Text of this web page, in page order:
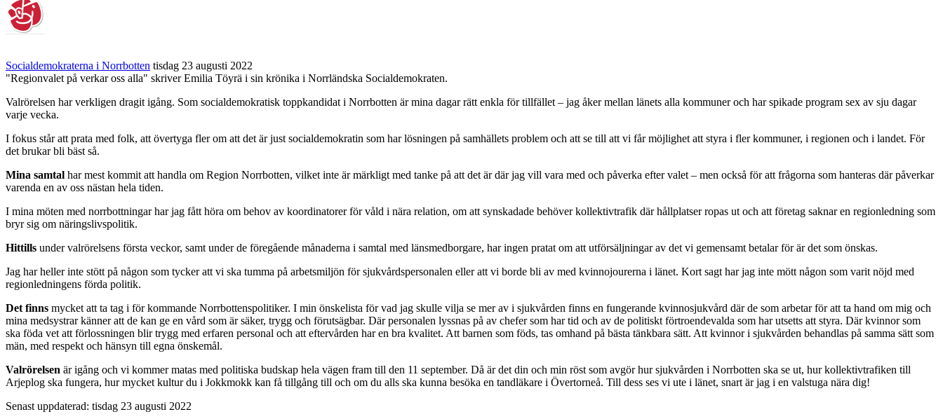
Socialdemokraterna i Norrbotten tisdag 23 augusti 2022
"Regionvalet på verkar oss alla" skriver Emilia Töyrä i sin krönika i Norrländska Socialdemokraten.
Valrörelsen har verkligen dragit igång. Som socialdemokratisk toppkandidat i Norrbotten är mina dagar rätt enkla för tillfället – jag åker mellan länets alla kommuner och har spikade program sex av sju dagar
varje vecka.
I fokus står att prata med folk, att övertyga fler om att det är just socialdemokratin som har lösningen på samhällets problem och att se till att vi får möjlighet att styra i fler kommuner, i regionen och i landet. För
det brukar bli bäst så.
Mina samtal har mest kommit att handla om Region Norrbotten, vilket inte är märkligt med tanke på att det är där jag vill vara med och påverka efter valet – men också för att frågorna som hanteras där påverkar
varenda en av oss nästan hela tiden.
I mina möten med norrbottningar har jag fått höra om behov av koordinatorer för våld i nära relation, om att synskadade behöver kollektivtrafik där hållplatser ropas ut och att företag saknar en regionledning som
bryr sig om näringslivspolitik.
Hittills under valrörelsens första veckor, samt under de föregående månaderna i samtal med länsmedborgare, har ingen pratat om att utförsäljningar av det vi gemensamt betalar för är det som önskas.
Jag har heller inte stött på någon som tycker att vi ska tumma på arbetsmiljön för sjukvårdspersonalen eller att vi borde bli av med kvinnojourerna i länet. Kort sagt har jag inte mött någon som varit nöjd med
regionledningens förda politik.
Det finns mycket att ta tag i för kommande Norrbottenspolitiker. I min önskelista för vad jag skulle vilja se mer av i sjukvården finns en fungerande kvinnosjukvård där de som arbetar för att ta hand om mig och
mina medsystrar känner att de kan ge en vård som är säker, trygg och förutsägbar. Där personalen lyssnas på av chefer som har tid och av de politiskt förtroendevalda som har utsetts att styra. Där kvinnor som
ska föda vet att förlossningen blir trygg med erfaren personal och att eftervården har en bra kvalitet. Att barnen som föds, tas omhand på bästa tänkbara sätt. Att kvinnor i sjukvården behandlas på samma sätt som
män, med respekt och hänsyn till egna önskemål.
Valrörelsen är igång och vi kommer matas med politiska budskap hela vägen fram till den 11 september. Då är det din och min röst som avgör hur sjukvården i Norrbotten ska se ut, hur kollektivtrafiken till
Arjeplog ska fungera, hur mycket kultur du i Jokkmokk kan få tillgång till och om du alls ska kunna besöka en tandläkare i Övertorneå. Till dess ses vi ute i länet, snart är jag i en valstuga nära dig!
Senast uppdaterad: tisdag 23 augusti 2022